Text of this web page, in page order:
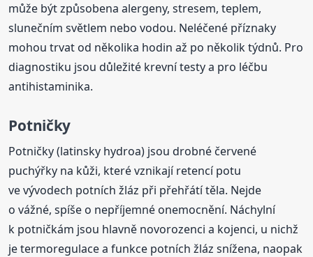
může být způsobena alergeny, stresem, teplem,
slunečním světlem nebo vodou. Neléčené příznaky
mohou trvat od několika hodin až po několik týdnů. Pro
diagnostiku jsou důležité krevní testy a pro léčbu
antihistaminika.
Potničky
Potničky (latinsky hydroa) jsou drobné červené
puchýřky na kůži, které vznikají retencí potu
ve vývodech potních žláz při přehřátí těla. Nejde
o vážné, spíše o nepříjemné onemocnění. Náchylní
k potničkám jsou hlavně novorozenci a kojenci, u nichž
je termoregulace a funkce potních žláz snížena, naopak